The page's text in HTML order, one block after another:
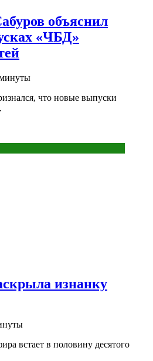
объяснил
«ЧБД»
что новые выпуски
изнанку
встает в половину десятого